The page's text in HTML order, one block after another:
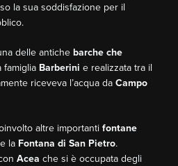
la sua soddisfazione per il
delle antiche barche che
famiglia Barberini e realizzata tra il
riceveva l’acqua da Campo
altre importanti fontane
e la Fontana di San Pietro.
Acea che si è occupata degli